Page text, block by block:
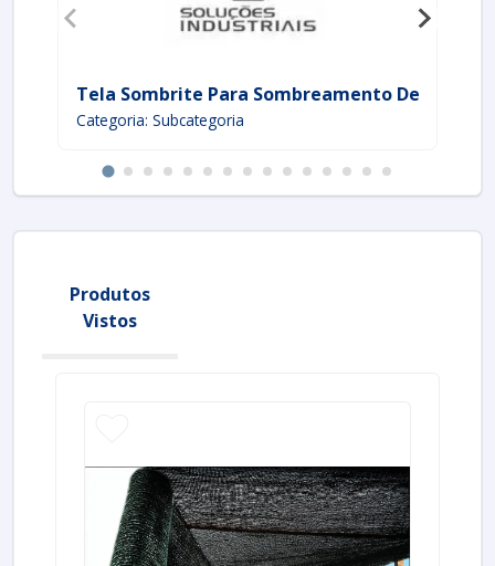
Tela Sombrite Para Sombreamento De Estufas
Categoria: Subcategoria
Produtos
Vistos